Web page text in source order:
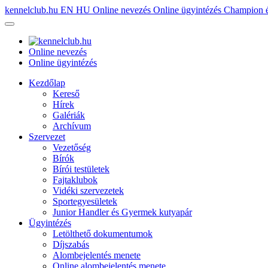
kennelclub.hu EN HU Online nevezés Online ügyintézés Champion
Online nevezés
Online ügyintézés
Kezdőlap
Kereső
Hírek
Galériák
Archívum
Szervezet
Vezetőség
Bírók
Bírói testületek
Fajtaklubok
Vidéki szervezetek
Sportegyesületek
Junior Handler és Gyermek kutyapár
Ügyintézés
Letölthető dokumentumok
Díjszabás
Alombejelentés menete
Online alombejelentés menete